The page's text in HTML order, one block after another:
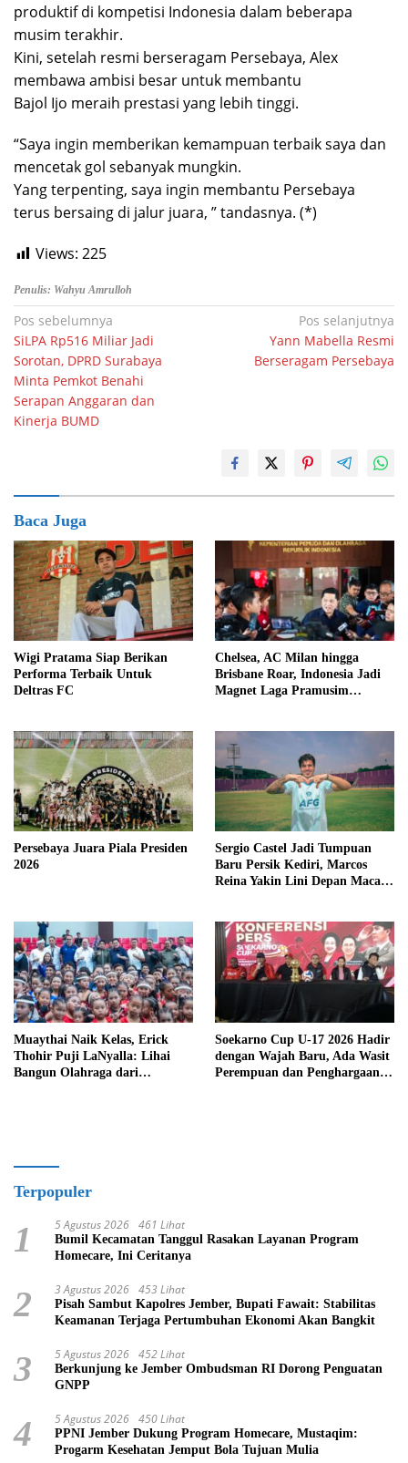
produktif di kompetisi Indonesia dalam beberapa
musim terakhir.
Kini, setelah resmi berseragam Persebaya, Alex
membawa ambisi besar untuk membantu
Bajol Ijo meraih prestasi yang lebih tinggi.
“Saya ingin memberikan kemampuan terbaik saya dan
mencetak gol sebanyak mungkin.
Yang terpenting, saya ingin membantu Persebaya
terus bersaing di jalur juara, ” tandasnya. (*)
Views: 225
Penulis: Wahyu Amrulloh
Navigasi
pos
Pos sebelumnya
SiLPA Rp516 Miliar Jadi
Sorotan, DPRD Surabaya
Minta Pemkot Benahi
Serapan Anggaran dan
Kinerja BUMD
Pos selanjutnya
Yann Mabella Resmi
Berseragam Persebaya
Baca Juga
Wigi Pratama Siap Berikan
Performa Terbaik Untuk
Deltras FC
Chelsea, AC Milan hingga
Brisbane Roar, Indonesia Jadi
Magnet Laga Pramusim
Persebaya Juara Piala Presiden
2026
Sergio Castel Jadi Tumpuan
Baru Persik Kediri, Marcos
Reina Yakin Lini Depan Macan
Muaythai Naik Kelas, Erick
Thohir Puji LaNyalla: Lihai
Bangun Olahraga dari
Soekarno Cup U-17 2026 Hadir
dengan Wajah Baru, Ada Wasit
Perempuan dan Penghargaan
Terpopuler
1 5 Agustus 2026 461 Lihat
Bumil Kecamatan Tanggul Rasakan Layanan Program
Homecare, Ini Ceritanya
2 3 Agustus 2026 453 Lihat
Pisah Sambut Kapolres Jember, Bupati Fawait: Stabilitas
Keamanan Terjaga Pertumbuhan Ekonomi Akan Bangkit
3 5 Agustus 2026 452 Lihat
Berkunjung ke Jember Ombudsman RI Dorong Penguatan
GNPP
4 5 Agustus 2026 450 Lihat
PPNI Jember Dukung Program Homecare, Mustaqim:
Progarm Kesehatan Jemput Bola Tujuan Mulia